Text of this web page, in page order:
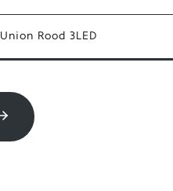
Union Rood 3LED